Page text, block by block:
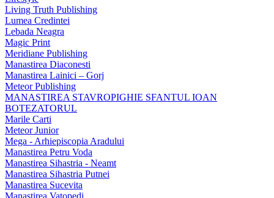
Living Truth Publishing
Lumea Credintei
Lebada Neagra
Magic Print
Meridiane Publishing
Manastirea Diaconesti
Manastirea Lainici – Gorj
Meteor Publishing
MANASTIREA STAVROPIGHIE SFANTUL IOAN
BOTEZATORUL
Marile Carti
Meteor Junior
Mega - Arhiepiscopia Aradului
Manastirea Petru Voda
Manastirea Sihastria - Neamt
Manastirea Sihastria Putnei
Manastirea Sucevita
Manastirea Vatopedi